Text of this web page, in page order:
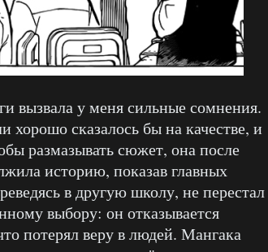
вызвала у меня сильные сомнения.
хорошо сказалось бы на качестве, и
размазывать сюжет, она после
историю, показав главных
в другую школу, не перестал
выбору: он отказывается
потерял веру в людей. Мангака